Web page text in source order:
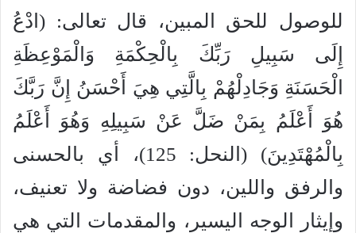
للوصول للحق المبين، قال تعالى: (ادْعُ
إِلَى سَبِيلِ رَبِّكَ بِالْحِكْمَةِ وَالْمَوْعِظَةِ
الْحَسَنَةِ وَجَادِلْهُمْ بِالَّتِي هِيَ أَحْسَنُ إِنَّ رَبَّكَ
هُوَ أَعْلَمُ بِمَنْ ضَلَّ عَنْ سَبِيلِهِ وَهُوَ أَعْلَمُ
بِالْمُهْتَدِينَ) (النحل: 125)، أي بالحسنى
والرفق واللين، دون فضاضة ولا تعنيف،
وإيثار الوجه اليسير، والمقدمات التي هي